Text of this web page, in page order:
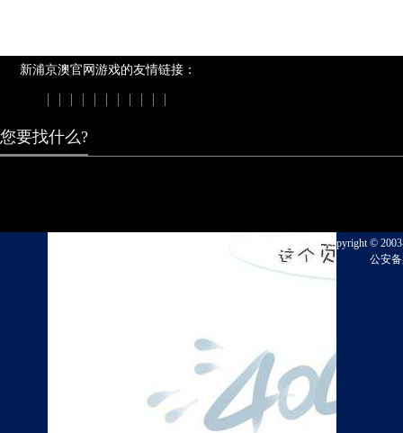
新浦京澳官网游戏的友情链接：
| | | | | | | | | | |
您要找什么?
新浦京澳官网游戏 copyright ©
公安备